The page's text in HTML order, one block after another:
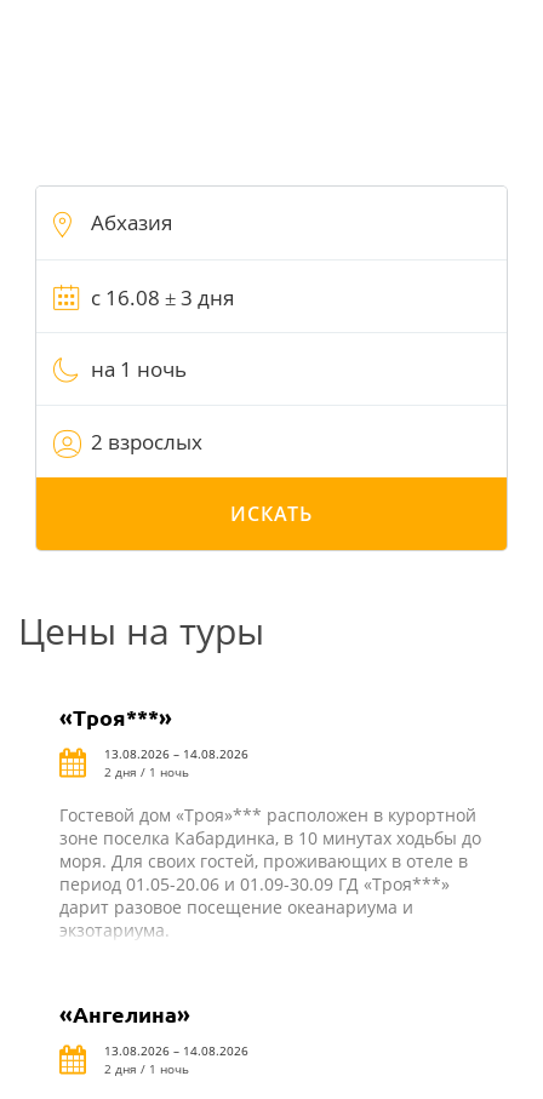
на 1 ночь
2 взрослых
ИСКАТЬ
Цены на туры
«Троя***»
13.08.2026 – 14.08.2026
2 дня / 1 ночь
Гостевой дом «Троя»*** расположен в курортной
зоне поселка Кабардинка, в 10 минутах ходьбы до
моря. Для своих гостей, проживающих в отеле в
период 01.05-20.06 и 01.09-30.09 ГД «Троя***»
дарит разовое посещение океанариума и
экзотариума.
«Ангелина»
13.08.2026 – 14.08.2026
2 дня / 1 ночь